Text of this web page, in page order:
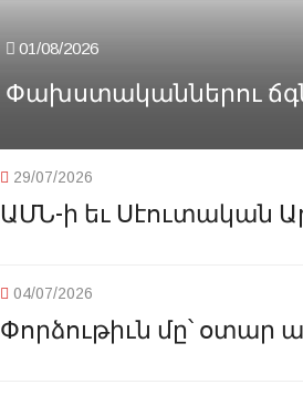
01/08/2026
Փախստականներու
29/07/2026
ԱՄՆ-ի եւ Սէուտական
04/07/2026
Փորձութիւն մը՝ օտար